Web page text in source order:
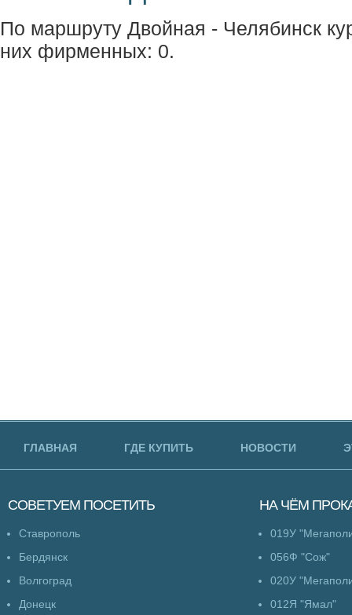
По маршруту Двойная - Челябинск
них фирменных: 0.
ГЛАВНАЯ ГДЕ КУПИТЬ НОВОСТИ
СОВЕТУЕМ ПОСЕТИТЬ
Ставрополь
Бердянск
Волгоград
Донецк
НА ЧЁМ
019У
056Ф "Сож"
020У
012Я "Ямал"